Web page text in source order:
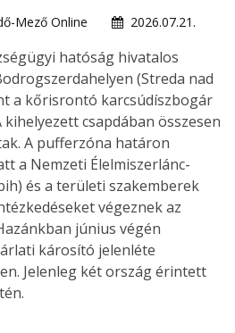
Mező Online
2026.07.21.
hatóság hivatalos
(Streda nad
a kőrisrontó karcsúdíszbogár
csapdában összesen
A pufferzóna határon
a Nemzeti Élelmiszerlánc-
és a területi szakemberek
végeznek az
június végén
károsító jelenléte
Jelenleg két ország érintett